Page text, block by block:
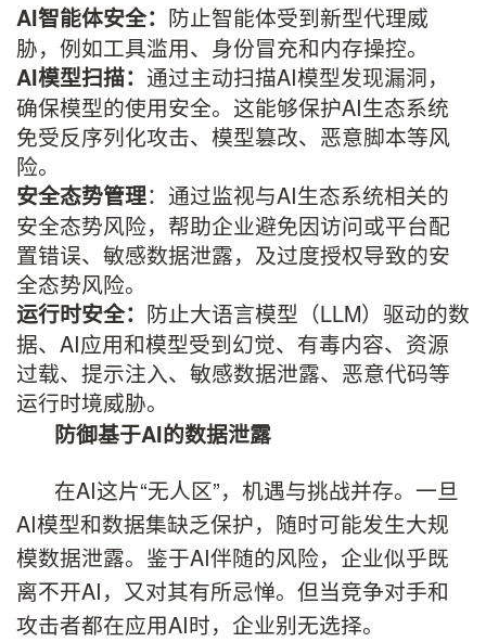
AI智能体安全： 防止智能体受到新型代理威
胁，例如工具滥用、身份冒充和内存操控。
AI模型扫描： 通过主动扫描AI模型发现漏洞，
确保模型的使用安全。这能够保护AI生态系统
免受反序列化攻击、模型篡改、恶意脚本等风
险。
安全态势管理：通过监视与AI生态系统相关的
安全态势风险，帮助企业避免因访问或平台配
置错误、敏感数据泄露，及过度授权导致的安
全态势风险。
运行时安全： 防止大语言模型（LLM）驱动的数
据、AI应用和模型受到幻觉、有毒内容、资源
过载、提示注入、敏感数据泄露、恶意代码等
运行时境威胁。
防御基于AI的数据泄露
在AI这片“无人区”，机遇与挑战并存。一旦
AI模型和数据集缺乏保护，随时可能发生大规
模数据泄露。鉴于AI伴随的风险，企业似乎既
离不开AI，又对其有所忌惮。但当竞争对手和
攻击者都在应用AI时，企业别无选择。